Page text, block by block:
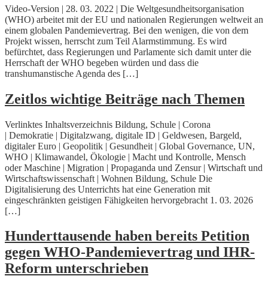
Video-Version | 28. 03. 2022 | Die Weltgesundheitsorganisation
(WHO) arbeitet mit der EU und nationalen Regierungen weltweit an
einem globalen Pandemievertrag. Bei den wenigen, die von dem
Projekt wissen, herrscht zum Teil Alarmstimmung. Es wird
befürchtet, dass Regierungen und Parlamente sich damit unter die
Herrschaft der WHO begeben würden und dass die
transhumanstische Agenda des […]
Zeitlos wichtige Beiträge nach Themen
Verlinktes Inhaltsverzeichnis Bildung, Schule | Corona
| Demokratie | Digitalzwang, digitale ID | Geldwesen, Bargeld,
digitaler Euro | Geopolitik | Gesundheit | Global Governance, UN,
WHO | Klimawandel, Ökologie | Macht und Kontrolle, Mensch
oder Maschine | Migration | Propaganda und Zensur | Wirtschaft und
Wirtschaftswissenschaft | Wohnen Bildung, Schule Die
Digitalisierung des Unterrichts hat eine Generation mit
eingeschränkten geistigen Fähigkeiten hervorgebracht 1. 03. 2026
[…]
Hunderttausende haben bereits Petition
gegen WHO-Pandemievertrag und IHR-
Reform unterschrieben